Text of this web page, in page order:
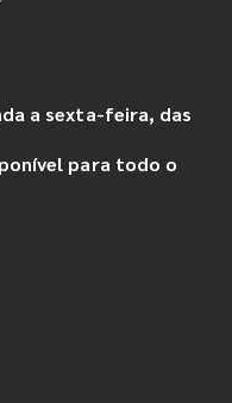
a sexta-feira, das
para todo o